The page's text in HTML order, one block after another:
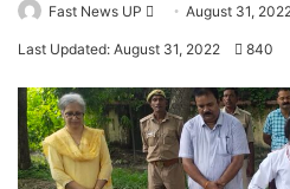
Fast News UP
SendAugust 31,
Last Updated: August 31, 2022 840